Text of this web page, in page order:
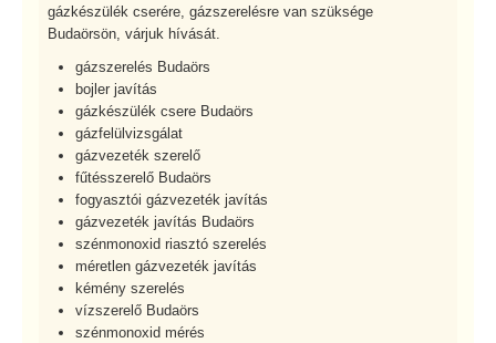
gázkészülék cserére, gázszerelésre van szüksége
Budaörsön, várjuk hívását.
gázszerelés Budaörs
bojler javítás
gázkészülék csere Budaörs
gázfelülvizsgálat
gázvezeték szerelő
fűtésszerelő Budaörs
fogyasztói gázvezeték javítás
gázvezeték javítás Budaörs
szénmonoxid riasztó szerelés
méretlen gázvezeték javítás
kémény szerelés
vízszerelő Budaörs
szénmonoxid mérés